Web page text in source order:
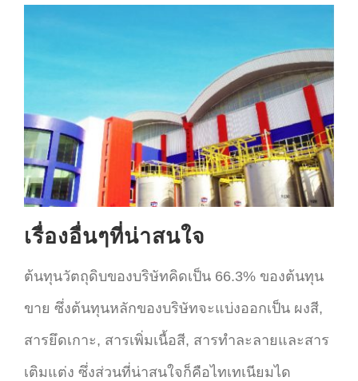
เรื่องอื่นๆที่น่าสนใจ
ต้นทุนวัตถุดิบของบริษัทคิดเป็น 66.3% ของต้นทุน
ขาย ซึ่งต้นทุนหลักของบริษัทจะแบ่งออกเป็น ผงสี,
สารยึดเกาะ, สารเพิ่มเนื้อสี, สารทำละลายและสาร
เติมแต่ง ซึ่งส่วนที่น่าสนใจก็คือไทเทเนียมได